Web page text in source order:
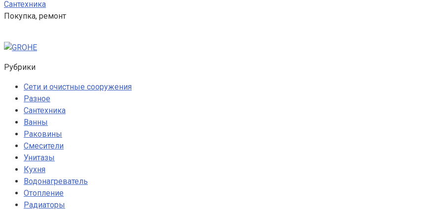
Сантехника
Покупка, ремонт
Рубрики
Сети и очистные сооружения
Разное
Сантехника
Ванны
Раковины
Смесители
Унитазы
Кухня
Водонагреватель
Отопление
Радиаторы